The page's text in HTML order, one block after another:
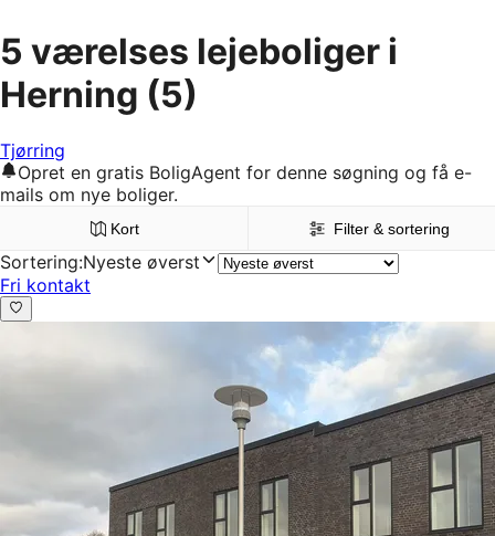
5 værelses lejeboliger i
Herning (5)
Tjørring
Opret en gratis BoligAgent for denne søgning og få e-
mails om nye boliger.
Kort Filter & sortering
Sortering:Nyeste øverst
Fri kontakt